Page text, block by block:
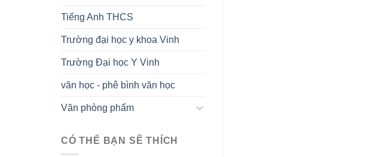
Tiếng Anh THCS
Trường đại học y khoa Vinh
Trường Đại học Y Vinh
văn học - phê bình văn học
Văn phòng phẩm
CÓ THỂ BẠN SẼ THÍCH